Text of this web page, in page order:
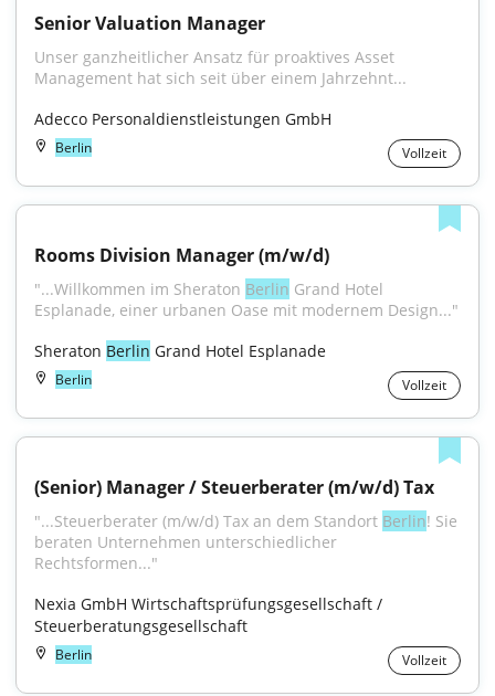
Senior Valuation Manager
Unser ganzheitlicher Ansatz für proaktives Asset
Management hat sich seit über einem Jahrzehnt...
Adecco Personaldienstleistungen GmbH
Berlin Vollzeit
Rooms Division Manager (m/w/d)
"...Willkommen im Sheraton Berlin Grand Hotel
Esplanade, einer urbanen Oase mit modernem Design..."
Sheraton Berlin Grand Hotel Esplanade
Berlin Vollzeit
(Senior) Manager / Steuerberater (m/w/d) Tax
"...Steuerberater (m/w/d) Tax an dem Standort Berlin! Sie
beraten Unternehmen unterschiedlicher
Rechtsformen..."
Nexia GmbH Wirtschaftsprüfungsgesellschaft /
Steuerberatungsgesellschaft
Berlin Vollzeit